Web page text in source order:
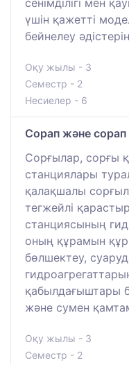
сенімділігі мен
үшін қажетті
бейнелеу
Оқу жылы - 3
Семестр - 2
Несиелер - 6
Сорап және
Сорғылар, сорғы
станциялары
қалақшалы
тегжейлі
станциясының
оның құрамын
бөлшектеу,
қабылдағыштары
және сумен
Оқу жылы - 3
Семестр - 2